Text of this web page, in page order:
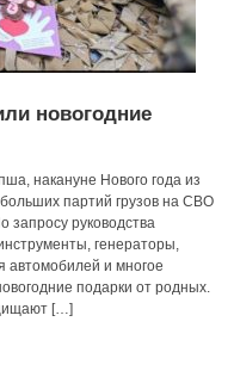
новогодние
накануне Нового года из
партий грузов на СВО
запросу руководства
генераторы,
автомобилей и многое
подарки от родных.
[…]